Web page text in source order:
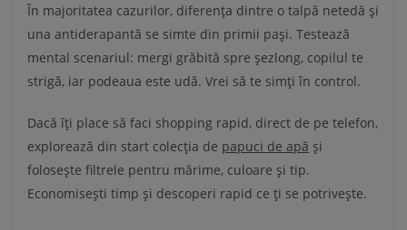
În majoritatea cazurilor, diferența dintre o talpă netedă și
una antiderapantă se simte din primii pași. Testează
mental scenariul: mergi grăbită spre șezlong, copilul te
strigă, iar podeaua este udă. Vrei să te simți în control.
Dacă îți place să faci shopping rapid, direct de pe telefon,
explorează din start colecția de papuci de apă și
folosește filtrele pentru mărime, culoare și tip.
Economisești timp și descoperi rapid ce ți se potrivește.